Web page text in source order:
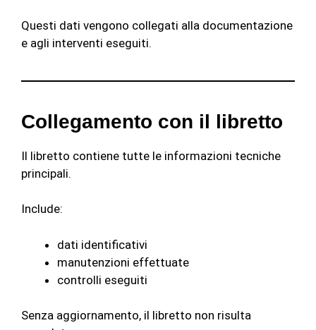
Questi dati vengono collegati alla documentazione
e agli interventi eseguiti.
Collegamento con il libretto
Il libretto contiene tutte le informazioni tecniche
principali.
Include:
dati identificativi
manutenzioni effettuate
controlli eseguiti
Senza aggiornamento, il libretto non risulta